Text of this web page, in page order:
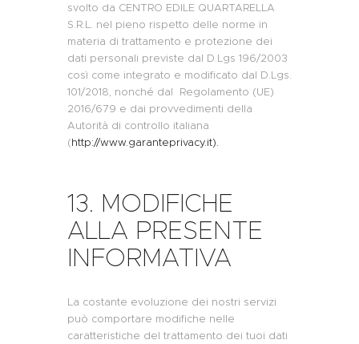
svolto da CENTRO EDILE QUARTARELLA
S.R.L. nel pieno rispetto delle norme in
materia di trattamento e protezione dei
dati personali previste dal D.Lgs 196/2003
così come integrato e modificato dal D.Lgs.
101/2018, nonché dal Regolamento (UE)
2016/679 e dai provvedimenti della
Autorità di controllo italiana
(http://www.garanteprivacy.it).
13. MODIFICHE
ALLA PRESENTE
INFORMATIVA
La costante evoluzione dei nostri servizi
può comportare modifiche nelle
caratteristiche del trattamento dei tuoi dati